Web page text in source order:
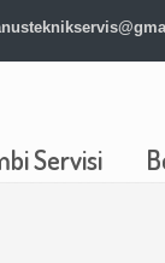
Servisi